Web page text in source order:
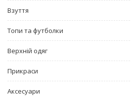
Взуття
Топи та футболки
Верхній одяг
Прикраси
Аксесуари